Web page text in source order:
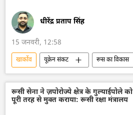
धीरेंद्र प्रताप सिंह
15 जनवरी, 12:58
खार्कोव यूक्रेन संकट
रूस का विकास
रूस
मास्को
यूक्रेन सशस्त्र बल
यूक्रेन
यूक्रेन की सुरक्षा सेवा (SBU)
यूक्रेन का जवाबी हमला
विशेष सैन्य अभियान
रूसी सेना ने ज़पोरोज्ये क्षेत्र के गुल्याईपोले को
पूरी तरह से मुक्त कराया: रूसी रक्षा मंत्रालय